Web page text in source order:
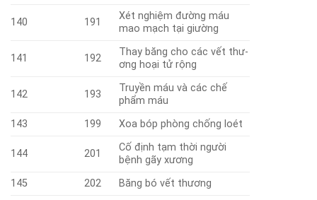
140 191
Xét nghiệm đường máu
mao mạch tại giường
141 192
Thay băng cho các vết thư­
ơng hoại tử rộng
142 193
Truyền máu và các chế
phẩm máu
143
199 Xoa bóp phòng chống loét
144 201
Cố định tạm thời người
bệnh gãy xương
145
202 Băng bó vết thương